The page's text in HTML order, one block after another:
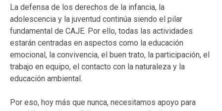
La defensa de los derechos de la infancia, la
adolescencia y la juventud continúa siendo el pilar
fundamental de CAJE. Por ello, todas las actividades
estarán centradas en aspectos como la educación
emocional, la convivencia, el buen trato, la participación, el
trabajo en equipo, el contacto con la naturaleza y la
educación ambiental.
Por eso, hoy más que nunca, necesitamos apoyo para